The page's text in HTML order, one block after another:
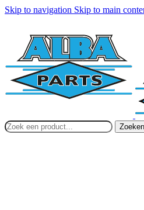
Skip to navigation Skip to main
Zoeken